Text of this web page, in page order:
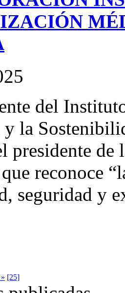
del
y la
presidente de
reconoce
seguridad y
[25]